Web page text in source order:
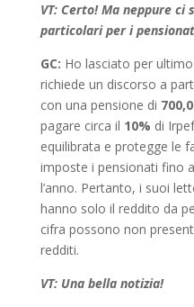
VT: Certo! Ma neppure ci
particolari per i
GC: Ho lasciato per
richiede un discorso a
con una pensione di
pagare circa il 10% di
equilibrata e protegge le
imposte i pensionati fino
l’anno. Pertanto, i suoi
hanno solo il reddito da
cifra possono non
redditi.
VT: Una bella notizia!